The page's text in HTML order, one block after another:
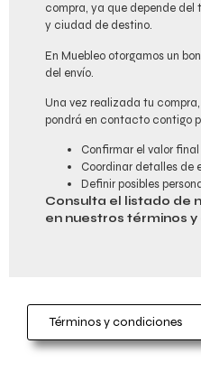
compra, ya que depende del
y ciudad de destino.
En Muebleo otorgamos un
del envío.
Una vez realizada tu
pondrá en contacto contigo
Confirmar el valor final
Coordinar detalles de
Definir posibles
Consulta el listado de
en nuestros términos
Términos y condiciones